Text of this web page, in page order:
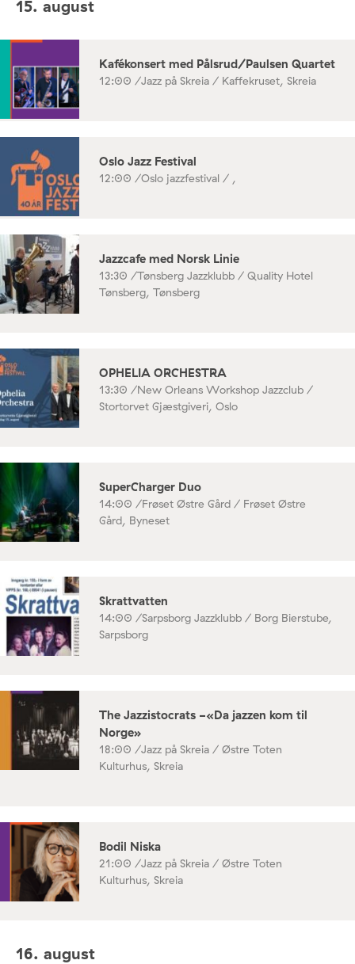
15. august
Kafékonsert med Pålsrud/Paulsen Quartet
12:00 /Jazz på Skreia / Kaffekruset, Skreia
Oslo Jazz Festival
12:00 /Oslo jazzfestival / ,
Jazzcafe med Norsk Linie
13:30 /Tønsberg Jazzklubb / Quality Hotel
Tønsberg, Tønsberg
OPHELIA ORCHESTRA
13:30 /New Orleans Workshop Jazzclub /
Stortorvet Gjæstgiveri, Oslo
SuperCharger Duo
14:00 /Frøset Østre Gård / Frøset Østre
Gård, Byneset
Skrattvatten
14:00 /Sarpsborg Jazzklubb / Borg Bierstube,
Sarpsborg
The Jazzistocrats -«Da jazzen kom til
Norge»
18:00 /Jazz på Skreia / Østre Toten
Kulturhus, Skreia
Bodil Niska
21:00 /Jazz på Skreia / Østre Toten
Kulturhus, Skreia
16. august